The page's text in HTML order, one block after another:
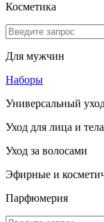
Косметика
Для мужчин
Наборы
Универсальный
Уход для лица и тела
Уход за волосами
Эфирные и
Парфюмерия